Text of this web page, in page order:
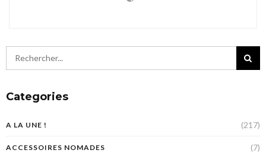
Categories
A LA UNE ! (217)
ACCESSOIRES NOMADES (7)